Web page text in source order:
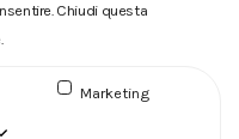
al n.10.029 - Capitale
Chiudi questa
Marketing